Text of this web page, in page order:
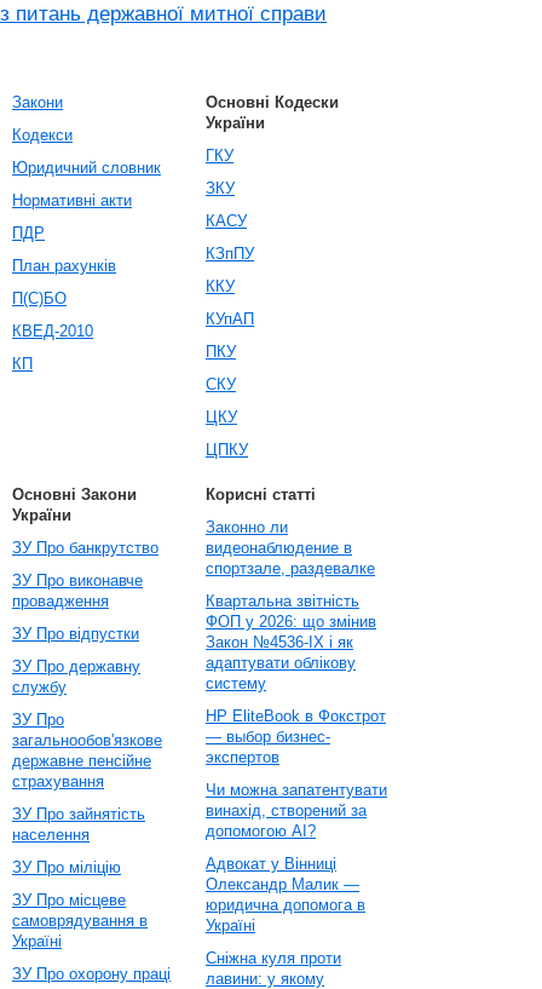
з питань державної митної справи
Закони
Кодекси
Юридичний словник
Нормативні акти
ПДР
План рахунків
П(С)БО
КВЕД-2010
КП
Основні Кодески
України
ГКУ
ЗКУ
КАСУ
КЗпПУ
ККУ
КУпАП
ПКУ
СКУ
ЦКУ
ЦПКУ
Основні Закони
України
ЗУ Про банкрутство
ЗУ Про виконавче
провадження
ЗУ Про відпустки
ЗУ Про державну
службу
ЗУ Про
загальнообов'язкове
державне пенсійне
страхування
ЗУ Про зайнятість
населення
ЗУ Про міліцію
ЗУ Про місцеве
самоврядування в
Україні
ЗУ Про охорону праці
Корисні статті
Законно ли
видеонаблюдение в
спортзале, раздевалке
Квартальна звітність
ФОП у 2026: що змінив
Закон №4536-IX і як
адаптувати облікову
систему
HP EliteBook в Фокстрот
— выбор бизнес-
экспертов
Чи можна запатентувати
винахід, створений за
допомогою AI?
Адвокат у Вінниці
Олександр Малик —
юридична допомога в
Україні
Сніжна куля проти
лавини: у якому